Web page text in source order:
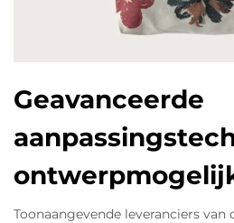
Geavanceerde
Toonaangevende leveranciers